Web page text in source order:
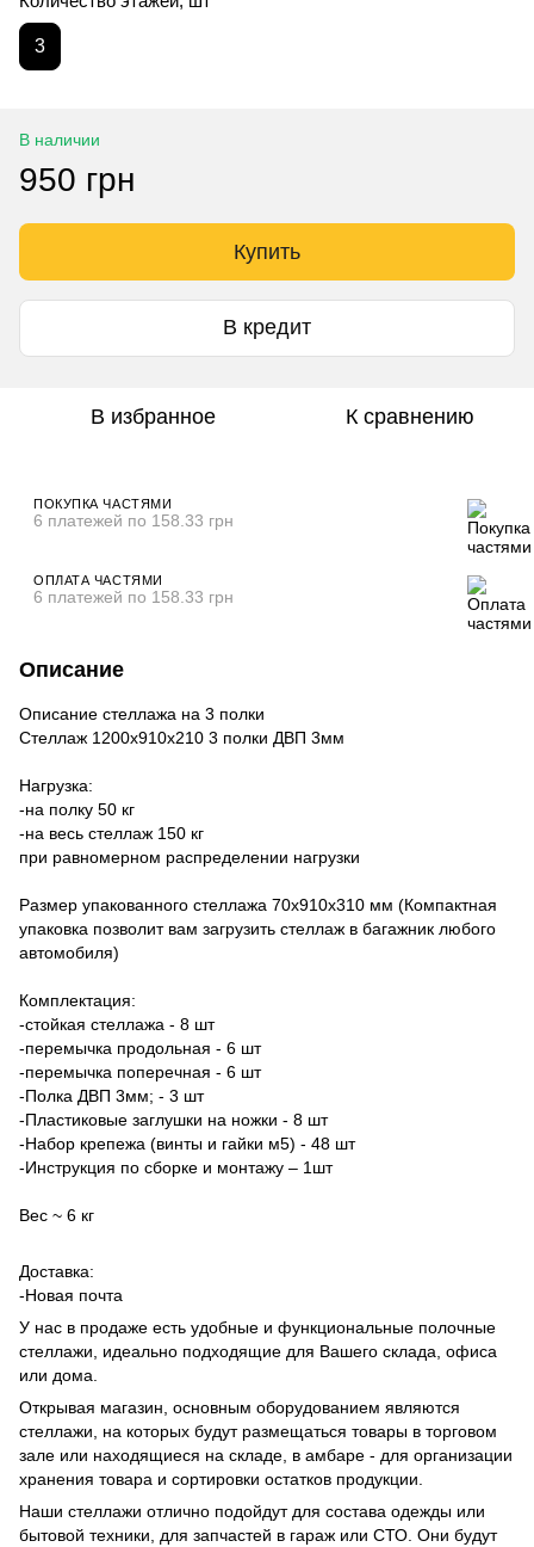
3
В наличии
950 грн
Купить
В кредит
В избранное К сравнению
ПОКУПКА ЧАСТЯМИ
6 платежей по 158.33 грн
ОПЛАТА ЧАСТЯМИ
6 платежей по 158.33 грн
Описание
Описание стеллажа на 3 полки
Стеллаж 1200х910х210 3 полки ДВП 3мм
Нагрузка:
-на полку 50 кг
-на весь стеллаж 150 кг
при равномерном распределении нагрузки
Размер упакованного стеллажа 70х910х310 мм (Компактная
упаковка позволит вам загрузить стеллаж в багажник любого
автомобиля)
Комплектация:
-стойкая стеллажа - 8 шт
-перемычка продольная - 6 шт
-перемычка поперечная - 6 шт
-Полка ДВП 3мм; - 3 шт
-Пластиковые заглушки на ножки - 8 шт
-Набор крепежа (винты и гайки м5) - 48 шт
-Инструкция по сборке и монтажу – 1шт
Вес ~ 6 кг
Доставка:
-Новая почта
У нас в продаже есть удобные и функциональные полочные
стеллажи, идеально подходящие для Вашего склада, офиса
или дома.
Открывая магазин, основным оборудованием являются
стеллажи, на которых будут размещаться товары в торговом
зале или находящиеся на складе, в амбаре - для организации
хранения товара и сортировки остатков продукции.
Наши стеллажи отлично подойдут для состава одежды или
бытовой техники, для запчастей в гараж или СТО. Они будут